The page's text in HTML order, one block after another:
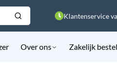
Klantenservice
Over ons Zakelijk